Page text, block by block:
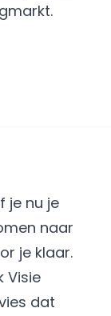
je nu je
naar
je klaar.
Visie
dat